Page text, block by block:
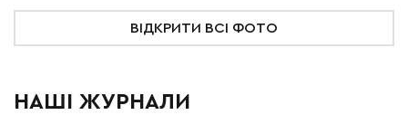
ВІДКРИТИ ВСІ ФОТО
НАШІ ЖУРНАЛИ